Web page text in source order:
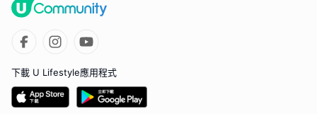
下載 U Lifestyle應用程式